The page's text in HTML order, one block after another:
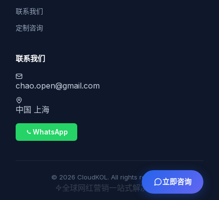
联系我们
定制咨询
联系我们
chao.open@gmail.com
中国 上海
WhatsApp
© 2026 CloudKOL. All rights reserved.
全球网红营销一站式解决方案
立即咨询